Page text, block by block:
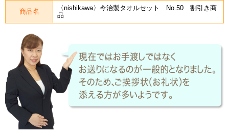
商品名
〈nishikawa〉今治製タオルセット No.50 割引き商
品